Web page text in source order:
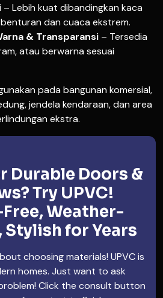
– Lebih kuat dibandingkan kaca
dan cuaca ekstrem.
& Transparansi – Tersedia
atau berwarna sesuai
pada bangunan komersial,
jendela kendaraan, dan area
ekstra.
Durable Doors &
Try UPVC!
Weather-
Stylish for Years
choosing materials! UPVC is
homes. Just want to ask
Click the consult button